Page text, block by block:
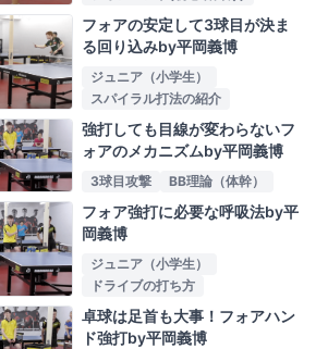
フォアの安定して3球目が決ま
る回り込みby平岡義博
ジュニア（小学生）
スパイラル打法の紹介
強打しても目線が変わらないフ
ォアのメカニズムby平岡義博
3球目攻撃 BB理論（体幹）
フォア強打に必要な呼吸法by平
岡義博
ジュニア（小学生）
ドライブの打ち方
卓球は足首も大事！フォアハン
ド強打by平岡義博